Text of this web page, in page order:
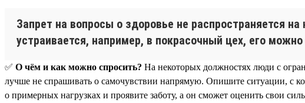
Запрет на вопросы о здоровье не распространяется
устраивается, например, в покрасочный цех, его
✅ О чём и как можно спросить? На некоторых должностях люди с
лучше не спрашивать о самочувствии напрямую. Опишите ситуации, с
о примерных нагрузках и проявите заботу, а он сможет оценить свои